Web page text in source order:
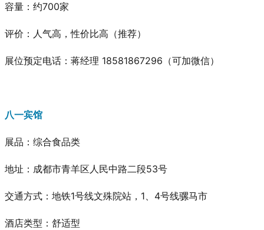
容量：约700家
评价：人气高，性价比高 （推荐）
展位预定电话：蒋经理 18581867296（可加微信）
八一宾馆
展品：综合食品类
地址：成都市青羊区人民中路二段53号
交通方式：地铁1号线文殊院站，1、4号线骡马市
酒店类型：舒适型